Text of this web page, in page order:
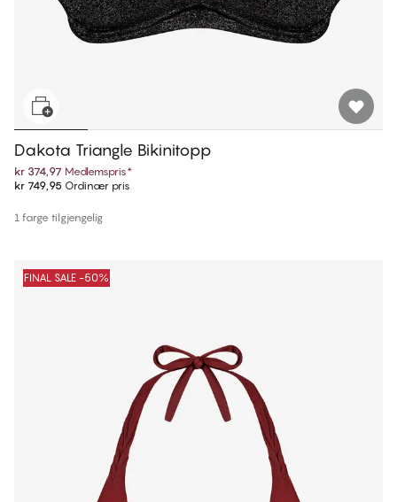
Dakota Triangle Bikinitopp
kr 374,97 Medlemspris*
kr 749,95 Ordinær pris
1 farge tilgjengelig
FINAL SALE -50%